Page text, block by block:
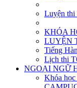
Luyện
KHÓA
LUYỆN
Tiếng
Lịch thi
NGOẠI NGỮ
Khóa